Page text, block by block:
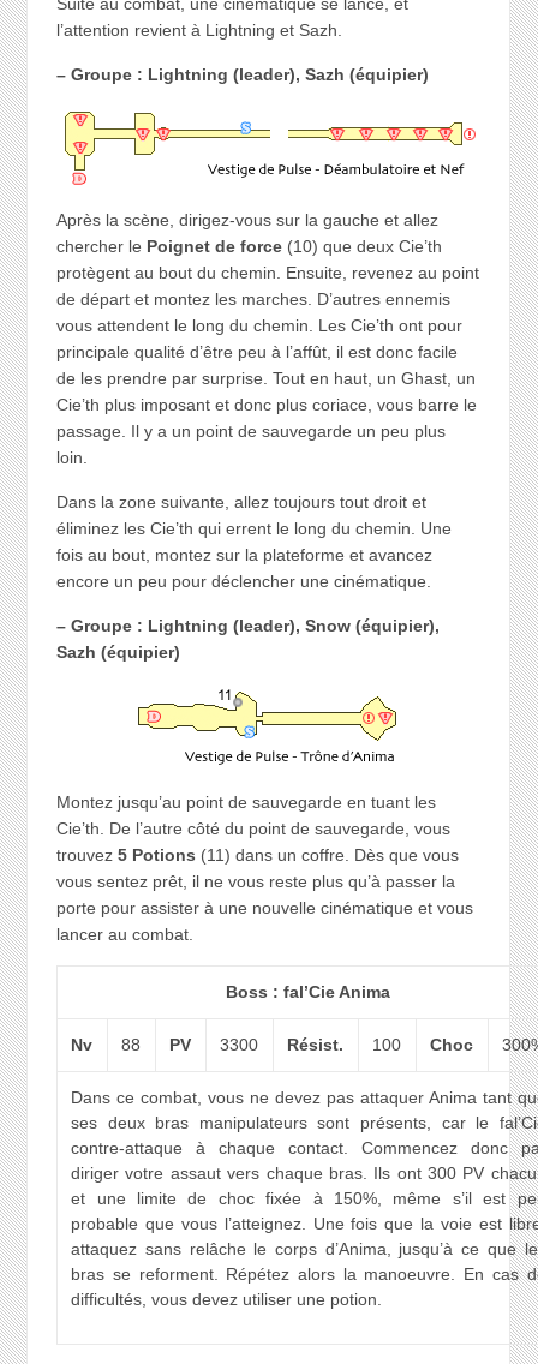
l’attention revient à Lightning et Sazh.
– Groupe : Lightning (leader), Sazh (équipier)
Après la scène, dirigez-vous sur la gauche et allez
chercher le Poignet de force(10) que deux Cie’th
protègent au bout du chemin. Ensuite, revenez au point
de départ et montez les marches. D’autres ennemis
vous attendent le long du chemin. Les Cie’th ont pour
principale qualité d’être peu à l’affût, il est donc facile
de les prendre par surprise. Tout en haut, un Ghast, un
Cie’th plus imposant et donc plus coriace, vous barre le
passage. Il y a un point de sauvegarde un peu plus
loin.
Dans la zone suivante, allez toujours tout droit et
éliminez les Cie’th qui errent le long du chemin. Une
fois au bout, montez sur la plateforme et avancez
encore un peu pour déclencher une cinématique.
– Groupe : Lightning (leader), Snow (équipier),
Sazh (équipier)
Montez jusqu’au point de sauvegarde en tuant les
Cie’th. De l’autre côté du point de sauvegarde, vous
trouvez 5 Potions (11) dans un coffre. Dès que vous
vous sentez prêt, il ne vous reste plus qu’à passer la
porte pour assister à une nouvelle cinématique et vous
lancer au combat.
Boss : fal’Cie Anima
Nv 88 PV 3300 Résist. 100 Choc
Dans ce combat, vous ne devez pas attaquer Anima tant
ses deux bras manipulateurs sont présents, car le
contre-attaque à chaque contact. Commencez donc
diriger votre assaut vers chaque bras. Ils ont 300 PV
et une limite de choc fixée à 150%, même s’il est
probable que vous l’atteignez. Une fois que la voie est
attaquez sans relâche le corps d’Anima, jusqu’à ce que
bras se reforment. Répétez alors la manoeuvre. En cas
difficultés, vous devez utiliser une potion.